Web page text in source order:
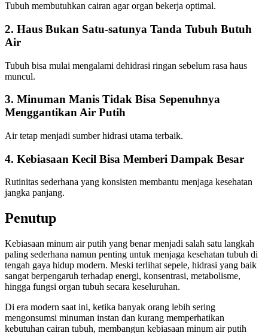
Tubuh membutuhkan cairan agar organ bekerja optimal.
2. Haus Bukan Satu-satunya Tanda Tubuh Butuh
Air
Tubuh bisa mulai mengalami dehidrasi ringan sebelum rasa haus
muncul.
3. Minuman Manis Tidak Bisa Sepenuhnya
Menggantikan Air Putih
Air tetap menjadi sumber hidrasi utama terbaik.
4. Kebiasaan Kecil Bisa Memberi Dampak Besar
Rutinitas sederhana yang konsisten membantu menjaga kesehatan
jangka panjang.
Penutup
Kebiasaan minum air putih yang benar menjadi salah satu langkah
paling sederhana namun penting untuk menjaga kesehatan tubuh di
tengah gaya hidup modern. Meski terlihat sepele, hidrasi yang baik
sangat berpengaruh terhadap energi, konsentrasi, metabolisme,
hingga fungsi organ tubuh secara keseluruhan.
Di era modern saat ini, ketika banyak orang lebih sering
mengonsumsi minuman instan dan kurang memperhatikan
kebutuhan cairan tubuh, membangun kebiasaan minum air putih